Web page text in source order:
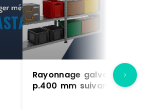
Rayonnage galvastar l.1050
p.400 mm suivant – 1777404